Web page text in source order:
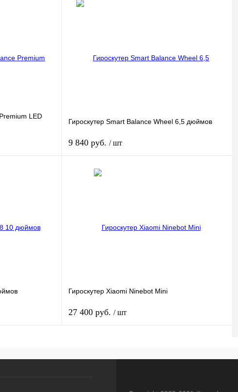
LED
Гироскутер Smart Balance Wheel 6,5 дюймов
9 840 руб. / шт
Гироскутер Xiaomi Ninebot Mini
27 400 руб. / шт